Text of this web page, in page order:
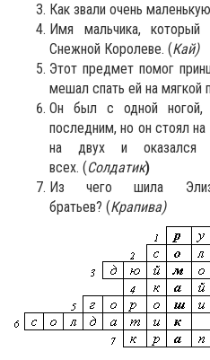
Как звали очень
Имя мальчика,
Снежной Королеве. (Кай)
Этот предмет помог
мешал спать ей на мягкой
Он был с одной ногой,
последним, но он стоял
на двух и оказался
всех. (Солдатик)
Из чего шила
братьев? (Крапива)